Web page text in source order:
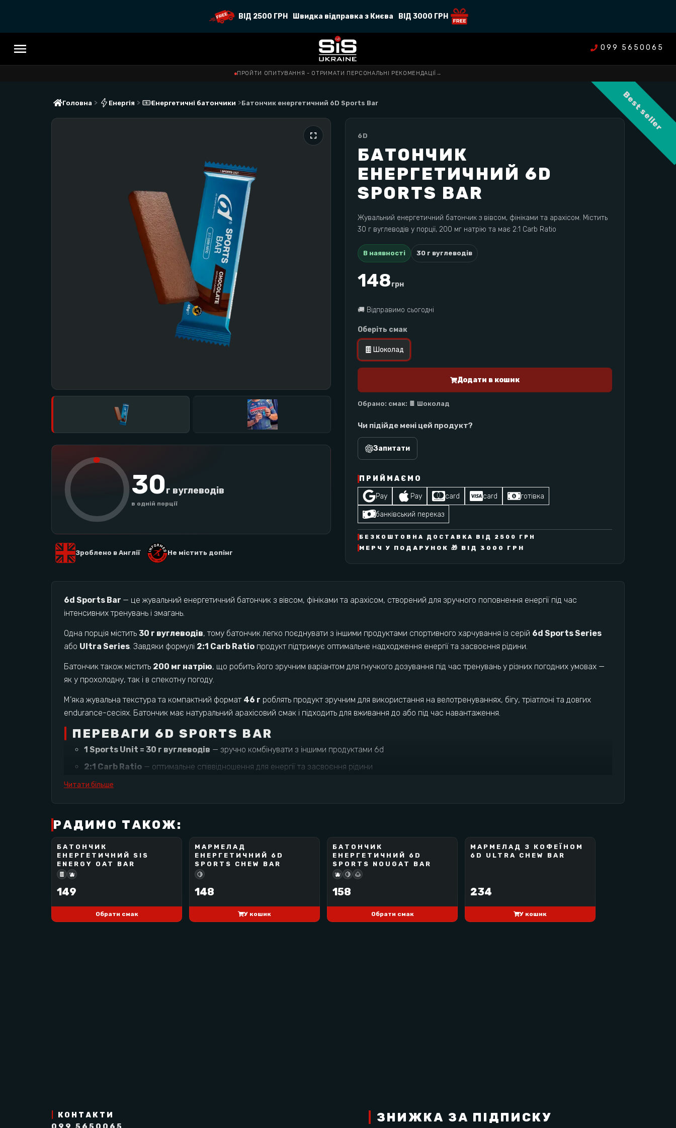
ВІД 2500 ГРН Швидка відправка з Києва ВІД 3000 ГРН
099 5650065
ПРОЙТИ ОПИТУВАННЯ - ОТРИМАТИ ПЕРСОНАЛЬНІ РЕКОМЕНДАЦІЇ →
Best seller
Головна > Енергія > Енергетичні батончики >Батончик енергетичний 6D Sports Bar
30г вуглеводів
в одній порції
Зроблено в Англії Не містить допінг
6D
БАТОНЧИК
ЕНЕРГЕТИЧНИЙ 6D
SPORTS BAR
Жувальний енергетичний батончик з вівсом, фініками та арахісом. Містить
30 г вуглеводів у порції, 200 мг натрію та має 2:1 Carb Ratio
В наявності 30 г вуглеводів
148грн
🚚 Відправимо сьогодні
Оберіть смак
🍫 Шоколад
Додати в кошик
Обрано: смак: 🍫 Шоколад
Чи підійде мені цей продукт?
Запитати
ПРИЙМАЄМО
Pay Pay card card готівка
банківський переказ
БЕЗКОШТОВНА ДОСТАВКА ВІД 2500 ГРН
МЕРЧ У ПОДАРУНОК 🎁 ВІД 3000 ГРН
6d Sports Bar — це жувальний енергетичний батончик з вівсом, фініками та арахісом, створений для зручного поповнення енергії під час
інтенсивних тренувань і змагань.
Одна порція містить 30 г вуглеводів, тому батончик легко поєднувати з іншими продуктами спортивного харчування із серій 6d Sports Series
або Ultra Series. Завдяки формулі 2:1 Carb Ratio продукт підтримує оптимальне надходження енергії та засвоєння рідини.
Батончик також містить 200 мг натрію, що робить його зручним варіантом для гнучкого дозування під час тренувань у різних погодних умовах —
як у прохолодну, так і в спекотну погоду.
М’яка жувальна текстура та компактний формат 46 г роблять продукт зручним для використання на велотренуваннях, бігу, тріатлоні та довгих
endurance-сесіях. Батончик має натуральний арахісовий смак і підходить для вживання до або під час навантаження.
ПЕРЕВАГИ 6D SPORTS BAR
1 Sports Unit = 30 г вуглеводів — зручно комбінувати з іншими продуктами 6d
2:1 Carb Ratio — оптимальне співвідношення для енергії та засвоєння рідини
200 мг натрію
Компактний формат 46 г
Banned substance tested— протестовано на заборонені речовини
Натуральний арахісовий смак
ХАРЧОВА ЦІННІСТЬ НА 100 Г
Енергетична цінність: 1637 кДж / 391 ккал
з них насичені жирні кислоти: 6 г
Клітковина: 1,8 г
Читати більше
РАДИМО ТАКОЖ:
SCIENCE IN SPORT
BEST SELLER
БАТОНЧИК
ЕНЕРГЕТИЧНИЙ SIS
ENERGY OAT BAR
🍫
🫐
149
Обрати смак
6D
BEST SELLER
МАРМЕЛАД
ЕНЕРГЕТИЧНИЙ 6D
SPORTS CHEW BAR
🍋
148
У кошик
6D
BEST SELLER
БАТОНЧИК
ЕНЕРГЕТИЧНИЙ 6D
SPORTS NOUGAT BAR
🫐 🍋 🌰
158
Обрати смак
6D
BEST SELLER
МАРМЕЛАД З КОФЕЇНОМ
6D ULTRA CHEW BAR
234
У кошик
КОНТАКТИ
ЗНИЖКА ЗА ПІДПИСКУ